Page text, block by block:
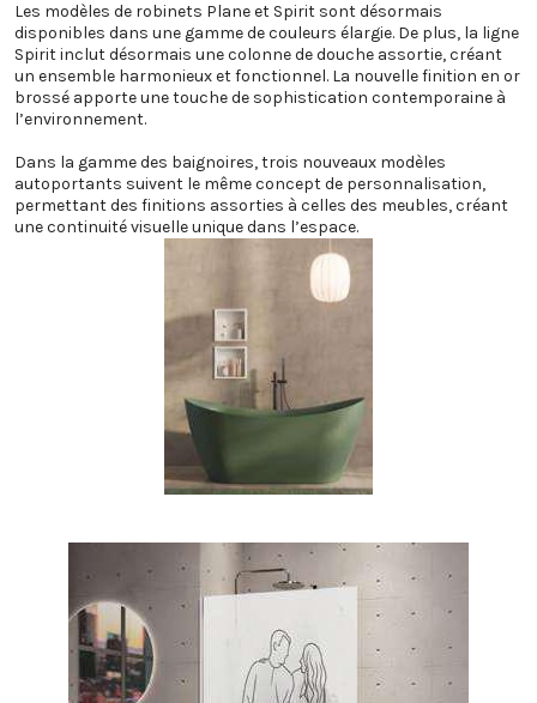
Les modèles de robinets Plane et Spirit sont désormais
disponibles dans une gamme de couleurs élargie. De plus, la ligne
Spirit inclut désormais une colonne de douche assortie, créant
un ensemble harmonieux et fonctionnel. La nouvelle finition en or
brossé apporte une touche de sophistication contemporaine à
l’environnement.
Dans la gamme des baignoires, trois nouveaux modèles
autoportants suivent le même concept de personnalisation,
permettant des finitions assorties à celles des meubles, créant
une continuité visuelle unique dans l’espace.